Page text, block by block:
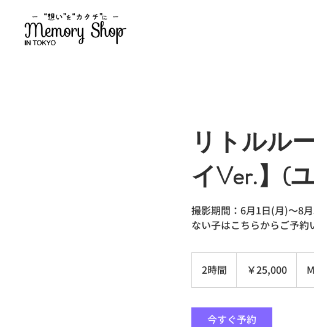
リトルル
イVer.】(
撮影期間：6月1日(月)～8
ない子はこちらからご予約
2時間
時
￥25,000
今すぐ予約